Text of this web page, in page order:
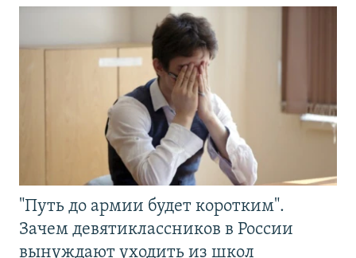
"Путь до армии будет коротким".
Зачем девятиклассников в России
вынуждают уходить из школ